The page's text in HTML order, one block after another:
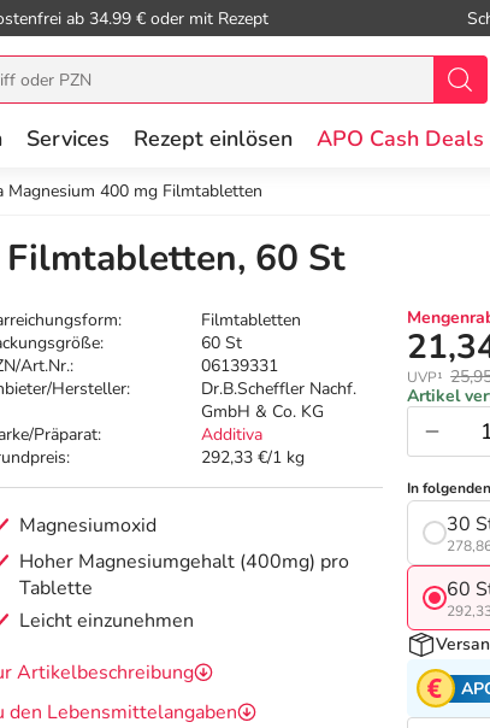
ab 34.99 € oder mit Rezept
Services Rezept einlösen APO Cash Deals
Magnesium 400 mg Filmtabletten
60 St
Filmtabletten
60 St
Art.Nr.:
06139331
Hersteller:
Dr.B.Scheffler Nachf.
GmbH & Co. KG
Präparat:
Additiva
292,33 €/1 kg
Magnesiumoxid
Hoher Magnesiumgehalt (400mg) pro
Tablette
Leicht einzunehmen
Artikelbeschreibung
den Lebensmittelangaben
UVP¹
Artikel
In
30
60